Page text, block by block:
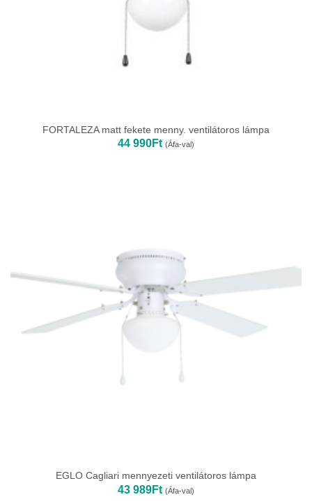
FORTALEZA matt fekete menny. ventilátoros lámpa
44 990Ft (Áfa-val)
EGLO Cagliari mennyezeti ventilátoros lámpa
43 989Ft (Áfa-val)